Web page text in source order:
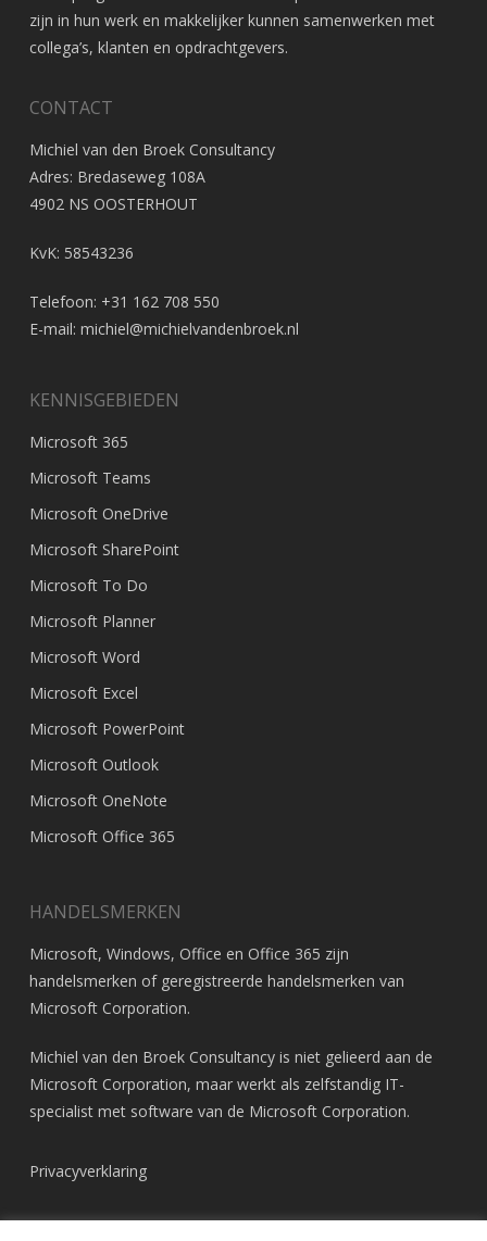
zijn in hun werk en makkelijker kunnen samenwerken met
collega’s, klanten en opdrachtgevers.
CONTACT
Michiel van den Broek Consultancy
Adres: Bredaseweg 108A
4902 NS OOSTERHOUT
KvK: 58543236
Telefoon: +31 162 708 550
E-mail: michiel@michielvandenbroek.nl
KENNISGEBIEDEN
Microsoft 365
Microsoft Teams
Microsoft OneDrive
Microsoft SharePoint
Microsoft To Do
Microsoft Planner
Microsoft Word
Microsoft Excel
Microsoft PowerPoint
Microsoft Outlook
Microsoft OneNote
Microsoft Office 365
HANDELSMERKEN
Microsoft, Windows, Office en Office 365 zijn
handelsmerken of geregistreerde handelsmerken van
Microsoft Corporation.
Michiel van den Broek Consultancy is niet gelieerd aan de
Microsoft Corporation, maar werkt als zelfstandig IT-
specialist met software van de Microsoft Corporation.
Privacyverklaring